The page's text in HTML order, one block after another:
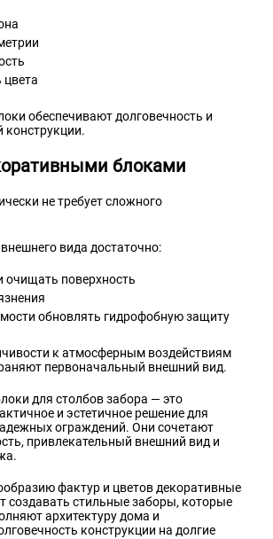
цвета
обеспечивают долговечность и
конструкции.
блоками
не требует сложного
вида достаточно:
очищать поверхность
обновлять гидрофобную защиту
к атмосферным воздействиям
первоначальный внешний вид.
для столбов забора — это
и эстетичное решение для
ограждений. Они сочетают
привлекательный внешний вид и
фактур и цветов декоративные
создавать стильные заборы, которые
архитектуру дома и
конструкции на долгие